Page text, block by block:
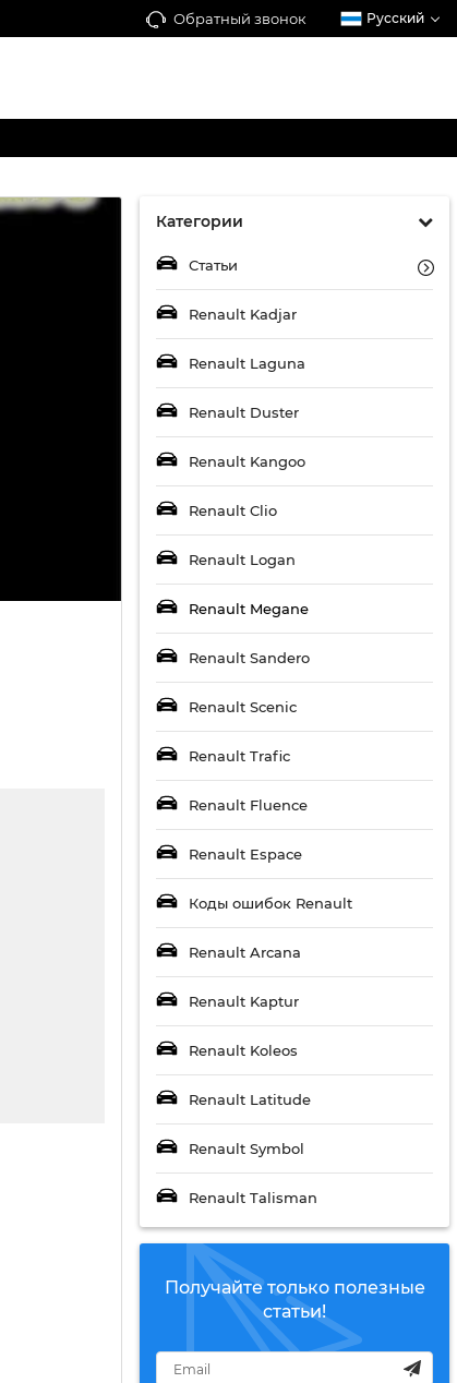
Обратный звонок Русский
Категории
Статьи
Renault Kadjar
Renault Laguna
Renault Duster
Renault Kangoo
Renault Clio
Renault Logan
Renault Megane
Renault Sandero
Renault Scenic
Renault Trafic
Renault Fluence
Renault Espace
Коды ошибок Renault
Renault Arcana
Renault Kaptur
Renault Koleos
Renault Latitude
Renault Symbol
Renault Talisman
Получайте только полезные
статьи!